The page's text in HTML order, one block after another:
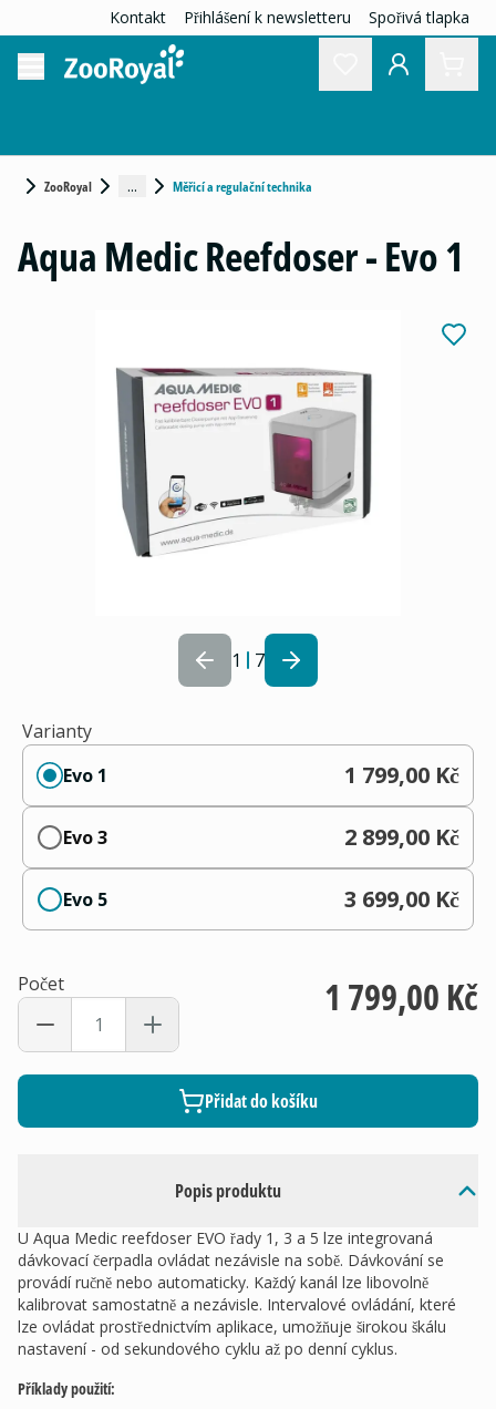
Kontakt Přihlášení k newsletteru Spořivá tlapka
ZooRoyal ... Měřicí a regulační technika
1 7
Popis produktu
U Aqua Medic reefdoser EVO řady 1, 3 a 5 lze integrovaná
dávkovací čerpadla ovládat nezávisle na sobě. Dávkování se
provádí ručně nebo automaticky. Každý kanál lze libovolně
kalibrovat samostatně a nezávisle. Intervalové ovládání, které
lze ovládat prostřednictvím aplikace, umožňuje širokou škálu
nastavení - od sekundového cyklu až po denní cyklus.
Příklady použití:
Aqua Medic Reefdoser - Evo 1
Varianty
Evo 1
1 799,00 Kč
Evo 3 2 899,00 Kč
Evo 5 3 699,00 Kč
Počet 1 799,00 Kč
Přidat do košíku